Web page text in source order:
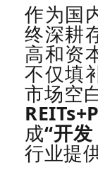
作为国
终深耕
高和资
不仅填
市场空
成“开发
行业提